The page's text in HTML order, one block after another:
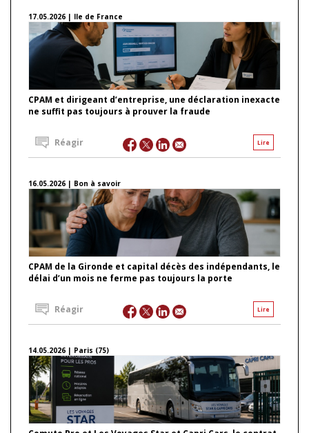
17.05.2026 | Ile de France
CPAM et dirigeant d’entreprise, une déclaration inexacte
ne suffit pas toujours à prouver la fraude
Lire
Réagir
16.05.2026 | Bon à savoir
CPAM de la Gironde et capital décès des indépendants, le
délai d’un mois ne ferme pas toujours la porte
Lire
Réagir
14.05.2026 | Paris (75)